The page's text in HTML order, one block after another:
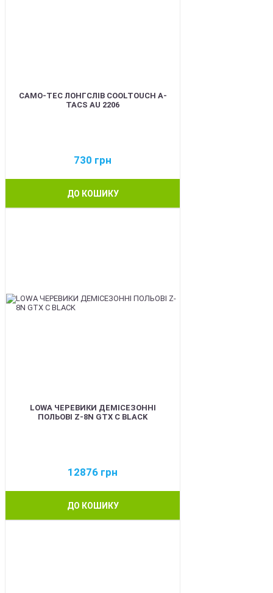
CAMO-TEC ЛОНГСЛІВ COOLTOUCH A-
TACS AU 2206
730 грн
ДО КОШИКУ
LOWA ЧЕРЕВИКИ ДЕМІСЕЗОННІ
ПОЛЬОВІ Z-8N GTX C BLACK
12876 грн
ДО КОШИКУ